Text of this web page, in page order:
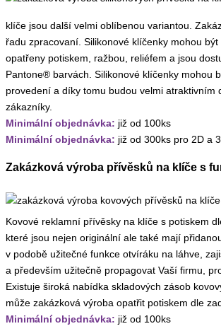
klíče jsou další velmi oblíbenou variantou.
řadu zpracovaní. Silikonové klíčenky mohou být
opatřeny potiskem, ražbou, reliéfem a jsou
Pantone® barvách. Silikonové klíčenky mohou
provedení a díky tomu budou velmi atraktivním
zákazníky.
Minimální objednávka: již od 100ks
Minimální objednávka: již od 300ks pro 2D a
Zakázková výroba přívěsků na klíče s
Kovové reklamní přívěsky na klíče s potiskem
které jsou nejen originální ale také mají
v podobě užitečné funkce otvíráku na láhve,
a především užitečně propagovat Vaší firmu,
Existuje široká nabídka skladových zásob
může zakázková výroba opatřit potiskem dle
Minimální objednávka: již od 100ks